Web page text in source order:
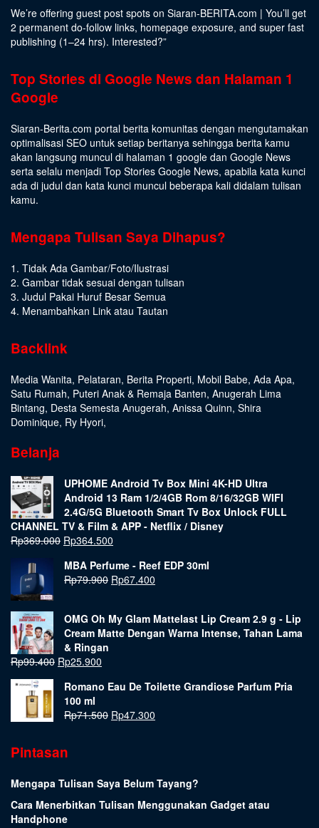
We’re offering guest post spots on Siaran-BERITA.com | You’ll get
2 permanent do-follow links, homepage exposure, and super fast
publishing (1–24 hrs). Interested?”
Top Stories di Google News dan Halaman 1
Google
Siaran-Berita.com portal berita komunitas dengan mengutamakan
optimalisasi SEO untuk setiap beritanya sehingga berita kamu
akan langsung muncul di halaman 1 google dan Google News
serta selalu menjadi Top Stories Google News, apabila kata kunci
ada di judul dan kata kunci muncul beberapa kali didalam tulisan
kamu.
Mengapa Tulisan Saya Dihapus?
1. Tidak Ada Gambar/Foto/Ilustrasi
2. Gambar tidak sesuai dengan tulisan
3. Judul Pakai Huruf Besar Semua
4. Menambahkan Link atau Tautan
Backlink
Media Wanita, Pelataran, Berita Properti, Mobil Babe, Ada Apa,
Satu Rumah, Puteri Anak & Remaja Banten, Anugerah Lima
Bintang, Desta Semesta Anugerah, Anissa Quinn, Shira
Dominique, Ry Hyori,
Belanja
UPHOME Android Tv Box Mini 4K-HD Ultra
Android 13 Ram 1/2/4GB Rom 8/16/32GB WIFI
2.4G/5G Bluetooth Smart Tv Box Unlock FULL
CHANNEL TV & Film & APP - Netflix / Disney
Rp369.000 Rp364.500
MBA Perfume - Reef EDP 30ml
Rp79.900 Rp67.400
OMG Oh My Glam Mattelast Lip Cream 2.9 g - Lip
Cream Matte Dengan Warna Intense, Tahan Lama
& Ringan
Rp99.400 Rp25.900
Romano Eau De Toilette Grandiose Parfum Pria
100 ml
Rp71.500 Rp47.300
Pintasan
Mengapa Tulisan Saya Belum Tayang?
Cara Menerbitkan Tulisan Menggunakan Gadget atau
Handphone